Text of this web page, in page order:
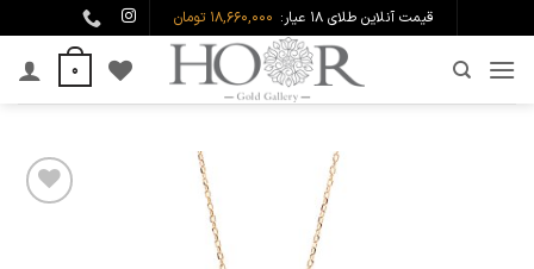
to
content
قیمت آنلاین طلای ۱۸ عیار: 18,660,000 تومان
0